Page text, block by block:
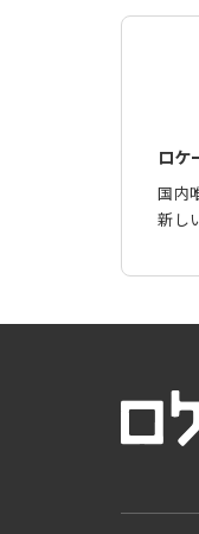
ロケ
国内
新し